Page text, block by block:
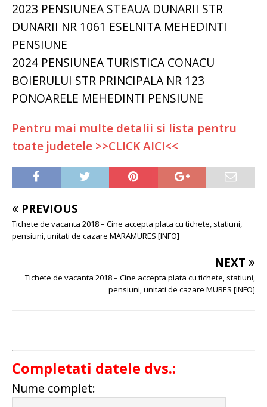
2023 PENSIUNEA STEAUA DUNARII STR
DUNARII NR 1061 ESELNITA MEHEDINTI
PENSIUNE
2024 PENSIUNEA TURISTICA CONACU
BOIERULUI STR PRINCIPALA NR 123
PONOARELE MEHEDINTI PENSIUNE
Pentru mai multe detalii si lista pentru
toate judetele >>CLICK AICI<<
PREVIOUS
Tichete de vacanta 2018 – Cine accepta plata cu tichete, statiuni,
pensiuni, unitati de cazare MARAMURES [INFO]
NEXT
Tichete de vacanta 2018 – Cine accepta plata cu tichete, statiuni,
pensiuni, unitati de cazare MURES [INFO]
Completati datele dvs.:
Nume complet: